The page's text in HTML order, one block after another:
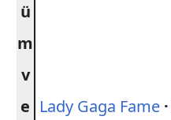
ü
m
v
e Lady Gaga Fame ·